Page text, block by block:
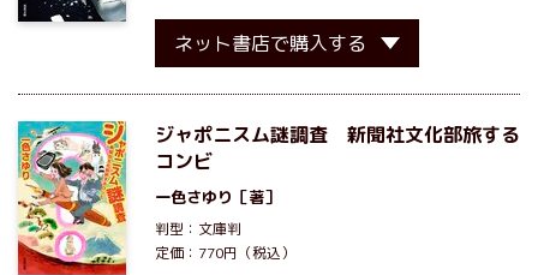
ネット書店で購入する
ジャポニスム謎調査 新聞社文化部旅する
コンビ
一色さゆり ［著］
判型：文庫判
定価：770円（税込）